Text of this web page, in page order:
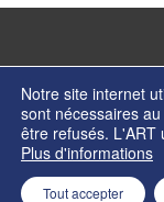
© Copyright 2026 -
Notre site internet
sont nécessaires
être refusés. L'ART
Plus d'informations
Tout accepter